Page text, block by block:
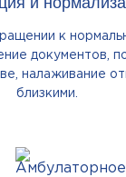
к
документов,
налаживание
близкими.